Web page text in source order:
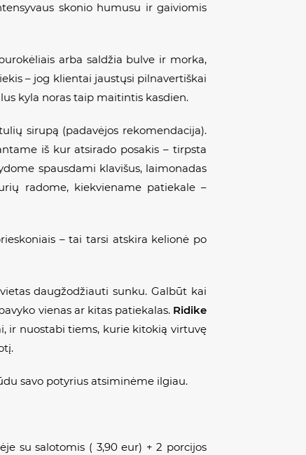
skonio humusu ir gaiviomis
arba saldžia bulve ir morka,
– jog klientai jaustųsi pilnavertiškai
kyla noras taip maitintis kasdien.
sirupą (padavėjos rekomendacija).
iš kur atsirado posakis – tirpsta
spausdami klavišus, laimonadas
radome, kiekviename patiekale –
– tai tarsi atskira kelionė po
daugžodžiauti sunku. Galbūt kai
vienas ar kitas patiekalas. Ridike
ir nuostabi tiems, kurie kitokią virtuvę
savo potyrius atsiminėme ilgiau.
su salotomis ( 3,90 eur) + 2 porcijos